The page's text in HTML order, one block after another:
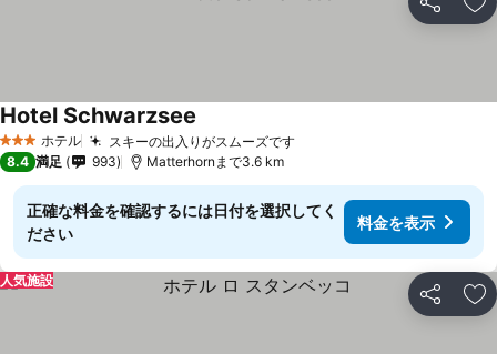
シェア お
3 ホテルのランク
ホテル スキーの出入りがスムーズです
Hotel Schwarzsee
8.4 満足 993 Matterhornまで3.6 km
正確な料金を確認するには日付を選択してく
ださい
料金を表示
シェア お
人気施設